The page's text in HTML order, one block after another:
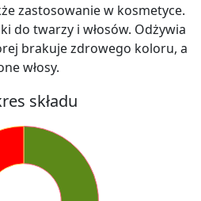
zastosowanie w kosmetyce.
do twarzy i włosów. Odżywia
brakuje zdrowego koloru, a
włosy.
składu